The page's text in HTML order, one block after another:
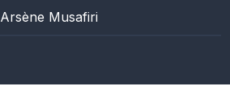
Arsène Musafiri